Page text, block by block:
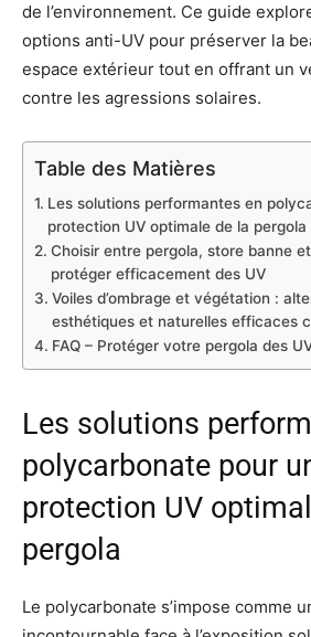
de l’environnement. Ce guide
options anti-UV pour préserver la
espace extérieur tout en offrant un
contre les agressions solaires.
Table des Matières
Les solutions performantes en
protection UV optimale de la pergola
Choisir entre pergola, store banne
protéger efficacement des UV
Voiles d’ombrage et végétation :
esthétiques et naturelles efficaces
FAQ – Protéger votre pergola des
Les solutions
polycarbonate pour
protection UV
pergola
Le polycarbonate s’impose comme